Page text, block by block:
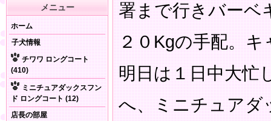
メニュー
ホーム
子犬情報
チワワ ロングコート
(410)
ミニチュアダックスフン
ド ロングコート (12)
店長の部屋
署まで行きバーベ
２０Kgの手配。
明日は１日中大忙
へ、ミニチュアダ